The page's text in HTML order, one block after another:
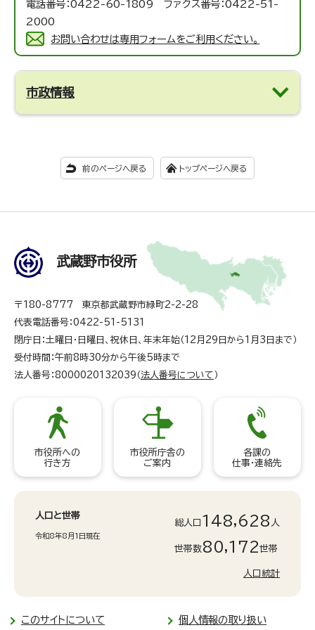
電話番号：0422-60-1809 ファクス番号：0422-51-
2000
お問い合わせは専用フォームをご利用ください。
市政情報
前のページへ戻る トップページへ戻る
武蔵野市役所
〒180-8777 東京都武蔵野市緑町2-2-28
代表電話番号：0422-51-5131
閉庁日：土曜日・日曜日、祝休日、年末年始（12月29日から1月3日まで）
受付時間：午前8時30分から午後5時まで
法人番号：8000020132039（ 法人番号について ）
市役所への
行き方
市役所庁舎の
ご案内
各課の
仕事・連絡先
人口と世帯
令和8年8月1日現在
総人口 148,628 人
世帯数80,172世帯
人口統計
このサイトについて 個人情報の取り扱い